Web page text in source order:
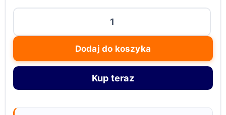
Citom
18-
częściowy
manicure
Dodaj do koszyka
Kup teraz